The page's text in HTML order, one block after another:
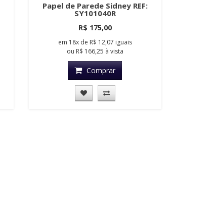
Papel de Parede Sidney REF:
SY101040R
R$ 175,00
em 18xde R$ 12,07 iguais
ou R$ 166,25 à vista
Comprar